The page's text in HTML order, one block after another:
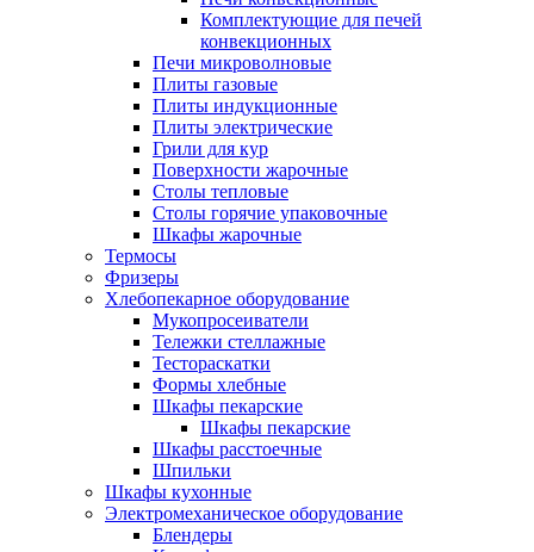
Комплектующие для печей
конвекционных
Печи микроволновые
Плиты газовые
Плиты индукционные
Плиты электрические
Грили для кур
Поверхности жарочные
Столы тепловые
Столы горячие упаковочные
Шкафы жарочные
Термосы
Фризеры
Хлебопекарное оборудование
Мукопросеиватели
Тележки стеллажные
Тестораскатки
Формы хлебные
Шкафы пекарские
Шкафы пекарские
Шкафы расстоечные
Шпильки
Шкафы кухонные
Электромеханическое оборудование
Блендеры